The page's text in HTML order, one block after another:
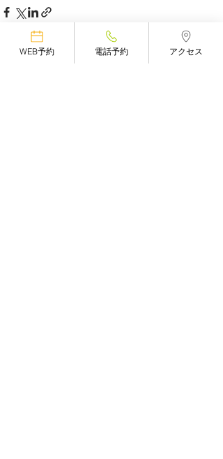
WEB予約 電話予約 アクセス